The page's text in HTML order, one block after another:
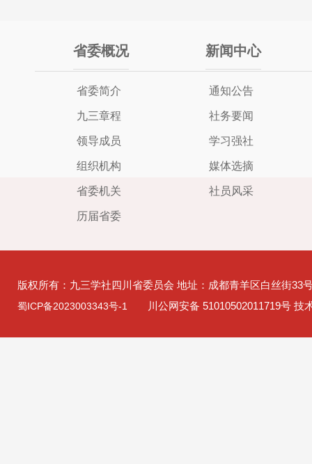
省委概况
省委简介
九三章程
领导成员
组织机构
省委机关
历届省委
新闻中心
通知公告
社务要闻
学习强社
媒体选摘
社员风采
版权所有：九三学社四川省委员会 地址：成都青羊区白丝街33
蜀ICP备2023003343号-1 川公网安备 51010502011719号 技